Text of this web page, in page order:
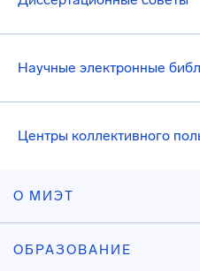
Научные электронные
Центры коллективного
О МИЭТ
ОБРАЗОВАНИЕ